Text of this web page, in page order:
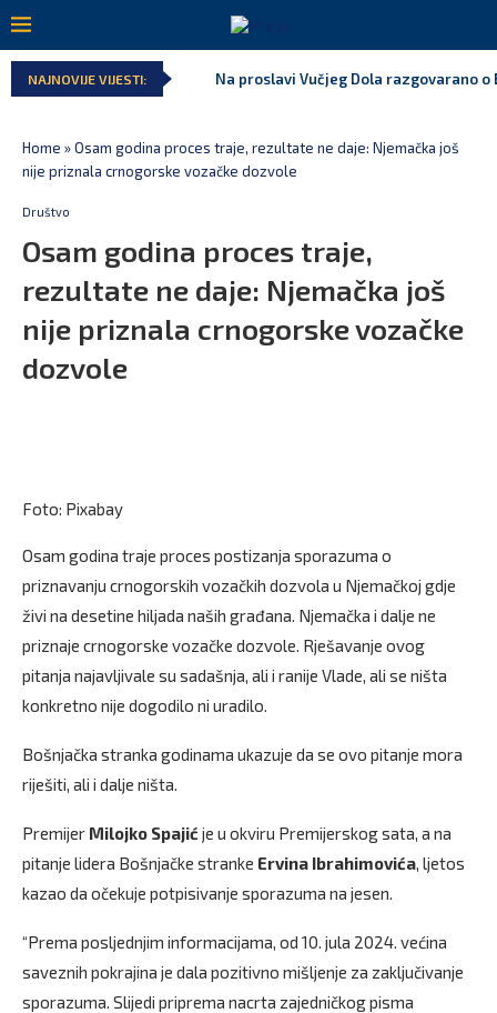
NAJNOVIJE VIJESTI: Na proslavi Vučjeg Dola razgovarano
Home »Osam godina proces traje, rezultate ne daje: Njemačka još
nije priznala crnogorske vozačke dozvole
Društvo
Osam godina proces traje,
rezultate ne daje: Njemačka još
nije priznala crnogorske vozačke
dozvole
Foto: Pixabay
Osam godina traje proces postizanja sporazuma o
priznavanju crnogorskih vozačkih dozvola u Njemačkoj gdje
živi na desetine hiljada naših građana. Njemačka i dalje ne
priznaje crnogorske vozačke dozvole. Rješavanje ovog
pitanja najavljivale su sadašnja, ali i ranije Vlade, ali se ništa
konkretno nije dogodilo ni uradilo.
Bošnjačka stranka godinama ukazuje da se ovo pitanje mora
riješiti, ali i dalje ništa.
Premijer Milojko Spajić je u okviru Premijerskog sata, a na
pitanje lidera Bošnjačke stranke Ervina Ibrahimovića, ljetos
kazao da očekuje potpisivanje sporazuma na jesen.
“Prema posljednjim informacijama, od 10. jula 2024. većina
saveznih pokrajina je dala pozitivno mišljenje za zaključivanje
sporazuma. Slijedi priprema nacrta zajedničkog pisma